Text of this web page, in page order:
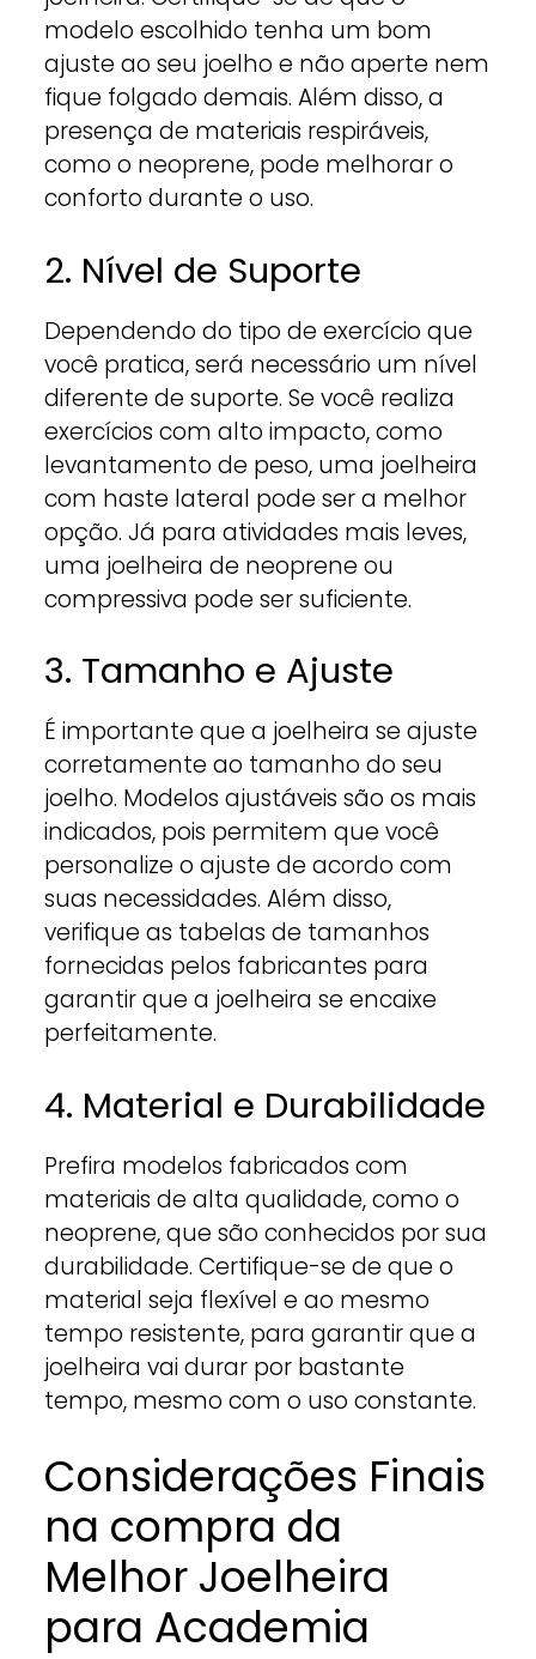
modelo escolhido tenha um bom
ajuste ao seu joelho e não aperte nem
fique folgado demais. Além disso, a
presença de materiais respiráveis,
como o neoprene, pode melhorar o
conforto durante o uso.
2. Nível de Suporte
Dependendo do tipo de exercício que
você pratica, será necessário um nível
diferente de suporte. Se você realiza
exercícios com alto impacto, como
levantamento de peso, uma joelheira
com haste lateral pode ser a melhor
opção. Já para atividades mais leves,
uma joelheira de neoprene ou
compressiva pode ser suficiente.
3. Tamanho e Ajuste
É importante que a joelheira se ajuste
corretamente ao tamanho do seu
joelho. Modelos ajustáveis são os mais
indicados, pois permitem que você
personalize o ajuste de acordo com
suas necessidades. Além disso,
verifique as tabelas de tamanhos
fornecidas pelos fabricantes para
garantir que a joelheira se encaixe
perfeitamente.
4. Material e Durabilidade
Prefira modelos fabricados com
materiais de alta qualidade, como o
neoprene, que são conhecidos por sua
durabilidade. Certifique-se de que o
material seja flexível e ao mesmo
tempo resistente, para garantir que a
joelheira vai durar por bastante
tempo, mesmo com o uso constante.
Considerações Finais
na compra da
Melhor Joelheira
para Academia